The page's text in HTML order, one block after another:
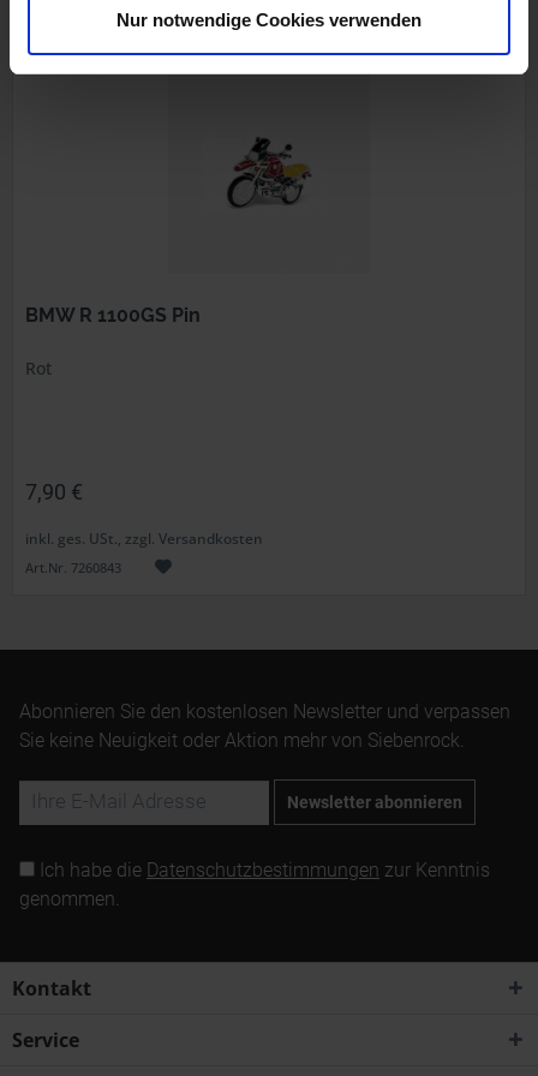
Nur notwendige Cookies verwenden
Art.Nr. 7260839
BMW R 1100GS Pin
Rot
7,90 €
inkl. ges. USt., zzgl. Versandkosten
Art.Nr. 7260843
Abonnieren Sie den kostenlosen Newsletter und verpassen
Sie keine Neuigkeit oder Aktion mehr von Siebenrock.
Newsletter abonnieren
Ich habe die Datenschutzbestimmungen zur Kenntnis
genommen.
Kontakt
Service